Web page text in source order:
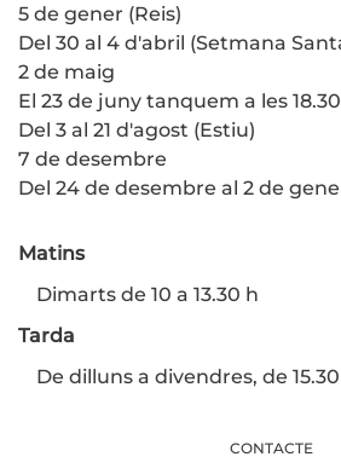
5 de gener (Reis)
Del 30 al 4 d'abril (Setmana
2 de maig
El 23 de juny tanquem a les
Del 3 al 21 d'agost (Estiu)
7 de desembre
Del 24 de desembre al 2 de
Matins
Dimarts de 10 a 13.30 h
Tarda
De dilluns a divendres, de
CONTACTE